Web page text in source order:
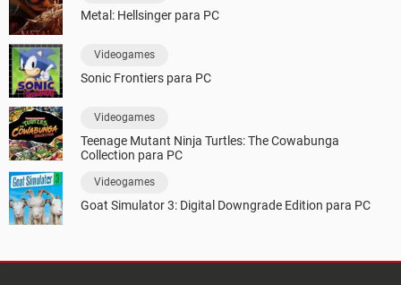
Metal: Hellsinger para PC
Videogames
Sonic Frontiers para PC
Videogames
Teenage Mutant Ninja Turtles: The Cowabunga
Collection para PC
Videogames
Goat Simulator 3: Digital Downgrade Edition para PC